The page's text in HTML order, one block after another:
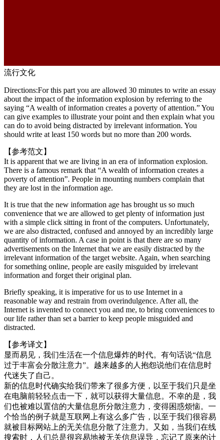
流行文化
Directions:For this part you are allowed 30 minutes to write an essay
about the impact of the information explosion by referring to the
saying “A wealth of information creates a poverty of attention.” You
can give examples to illustrate your point and then explain what you
can do to avoid being distracted by irrelevant information. You
should write at least 150 words but no more than 200 words.
【参考范文】
It is apparent that we are living in an era of information explosion.
There is a famous remark that “A wealth of information creates a
poverty of attention”. People in mounting numbers complain that
they are lost in the information age.
It is true that the new information age has brought us so much
convenience that we are allowed to get plenty of information just
with a simple click sitting in front of the computers. Unfortunately,
we are also distracted, confused and annoyed by an incredibly large
quantity of information. A case in point is that there are so many
advertisements on the Internet that we are easily distracted by the
irrelevant information of the target website. Again, when searching
for something online, people are easily misguided by irrelevant
information and forget their original plan.
Briefly speaking, it is imperative for us to use Internet in a
reasonable way and restrain from overindulgence. After all, the
Internet is invented to connect you and me, to bring conveniences to
our life rather than set a barrier to keep people misguided and
distracted.
【参考译文】
显而易见，我们生活在一个信息爆炸的时代。有句话说“信息
过于丰富会分散注意力”。越来越多的人抱怨说他们在信息时
代迷失了自己。
新的信息时代确实给我们带来了很多方便，以至于我们只是坐
在电脑前轻轻点击一下，就可以获得大量信息。不幸的是，我
们也被难以置信的大量信息所分散注意力，变得困惑烦恼。一
个恰当的例子就是互联网上有这么多广告，以至于我们很容易
就被目标网站上的无关信息分散了注意力。又如，当我们在线
搜索时，人们总是很容易地被无关信息误导，忘记了原来的计